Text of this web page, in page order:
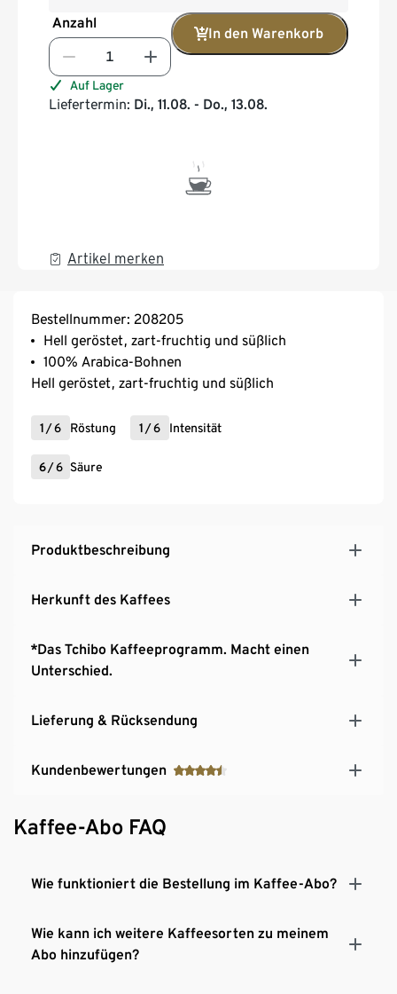
Anzahl
In den Warenkorb
Auf Lager
Liefertermin: Di., 11.08. - Do., 13.08.
Artikel merken
Bestellnummer: 208205
Hell geröstet, zart-fruchtig und süßlich
100% Arabica-Bohnen
Hell geröstet, zart-fruchtig und süßlich
1 /6 Röstung 1 /6 Intensität
6 /6 Säure
Produktbeschreibung
Herkunft des Kaffees
*Das Tchibo Kaffeeprogramm. Macht einen
Unterschied.
Lieferung & Rücksendung
Kundenbewertungen
Kaffee-Abo FAQ
Wie funktioniert die Bestellung im Kaffee-Abo?
Wie kann ich weitere Kaffeesorten zu meinem
Abo hinzufügen?